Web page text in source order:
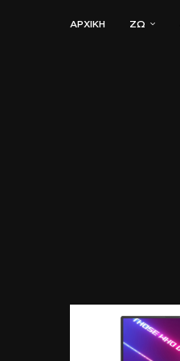
ΑΡΧΙΚΗ ΖΏ